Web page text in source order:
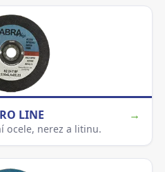
LINE →
ocele, nerez a litinu.